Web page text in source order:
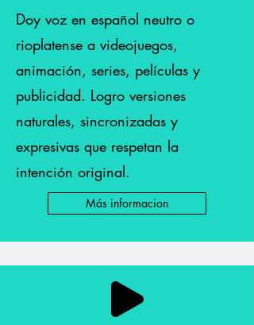
Doy voz en español neutro o
rioplatense a videojuegos,
animación, series, películas y
publicidad. Logro versiones
naturales, sincronizadas y
expresivas que respetan la
intención original.
Más informacion